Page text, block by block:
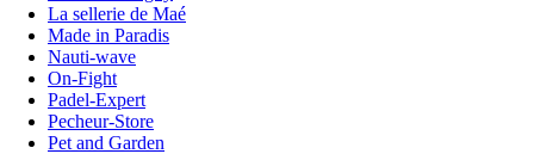
La sellerie de Maé
Made in Paradis
Nauti-wave
On-Fight
Padel-Expert
Pecheur-Store
Pet and Garden